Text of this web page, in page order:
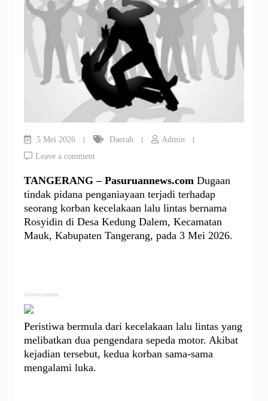
5 Mei 2026 Daerah
Admin
Leave a comment
TANGERANG – Pasuruannews.com Dugaan
tindak pidana penganiayaan terjadi terhadap
seorang korban kecelakaan lalu lintas bernama
Rosyidin di Desa Kedung Dalem, Kecamatan
Mauk, Kabupaten Tangerang, pada 3 Mei 2026.
Advertisement
Peristiwa bermula dari kecelakaan lalu lintas yang
melibatkan dua pengendara sepeda motor. Akibat
kejadian tersebut, kedua korban sama-sama
mengalami luka.